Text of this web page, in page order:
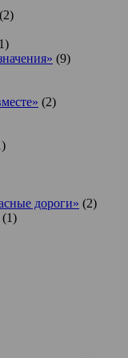
(2)
(9)
(2)
дороги» (2)
(1)